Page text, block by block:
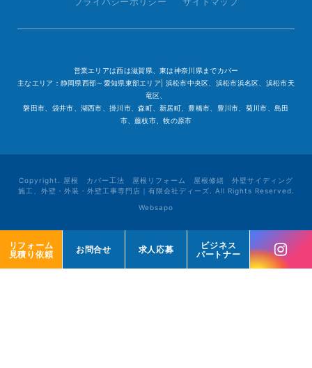
リフォーム
見積り依頼
お問合せ 求人応募
ビジネス
パートナー
リフォーム
見積り依頼
お問合せ 求人応募
ビジネス
パートナー
営業エリアは西は滋賀県、東は神奈川県までカバー
主なエリア：静岡県西部～愛知県東部エリア| 浜松市中央区、浜松市浜名区、浜松市天
竜区、
磐田市、袋井市、湖西市、掛川市、森町、新居町、豊橋市、豊川市、菊川市、島田
市、藤枝市、牧の原市
Copyright. 屋根 カバー工法 屋根リフォーム 屋根修繕 外壁サイディング
施工、外壁・外装・外壁工事専門店｜有限会社ディーズ. All Rights Reserved.
Websapo